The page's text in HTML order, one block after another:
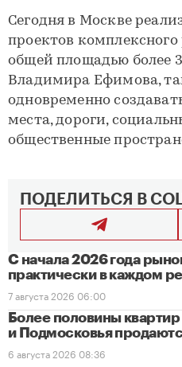
Сегодня в Москве
проектов
общей площадью более
Владимира Ефимова,
одновременно
места, дороги,
общественные
ПОДЕЛИТЬСЯ В
С начала 2026 года
практически в каждом
7 августа 2026 06:00
Более половины
и Подмосковья
6 августа 2026 08:36